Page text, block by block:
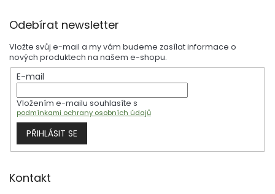
Odebírat newsletter
Vložte svůj e-mail a my vám budeme zasílat informace o
nových produktech na našem e-shopu.
E-mail
Vložením e-mailu souhlasíte s
podmínkami ochrany osobních údajů
PŘIHLÁSIT SE
Kontakt